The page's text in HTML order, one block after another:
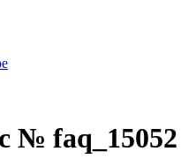
№ faq_15052